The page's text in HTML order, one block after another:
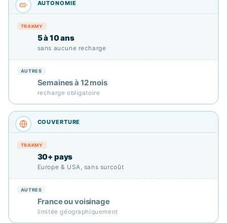
5 à 10 ans
sans aucune recharge
Semaines à 12 mois
recharge obligatoire
30+ pays
Europe & USA, sans surcoût
France ou voisinage
limitée géographiquement